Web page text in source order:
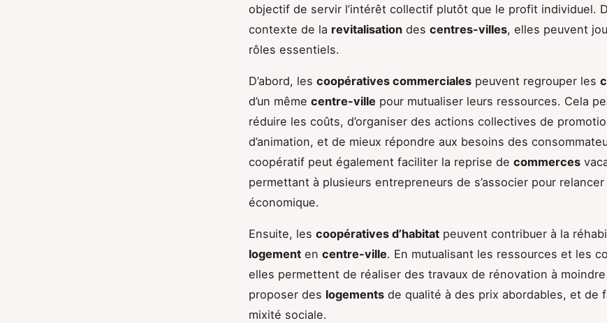
objectif de servir l’intérêt collectif plutôt que le profit individuel.
contexte de la revitalisation des centres-villes, elles peuvent
rôles essentiels.
D’abord, les coopératives commerciales peuvent regrouper les
d’un même centre-ville pour mutualiser leurs ressources. Cela
réduire les coûts, d’organiser des actions collectives de
d’animation, et de mieux répondre aux besoins des
coopératif peut également faciliter la reprise de commerces
permettant à plusieurs entrepreneurs de s’associer pour
économique.
Ensuite, les coopératives d’habitat peuvent contribuer à la
logement en centre-ville. En mutualisant les ressources et les
elles permettent de réaliser des travaux de rénovation à
proposer des logements de qualité à des prix abordables, et de
mixité sociale.